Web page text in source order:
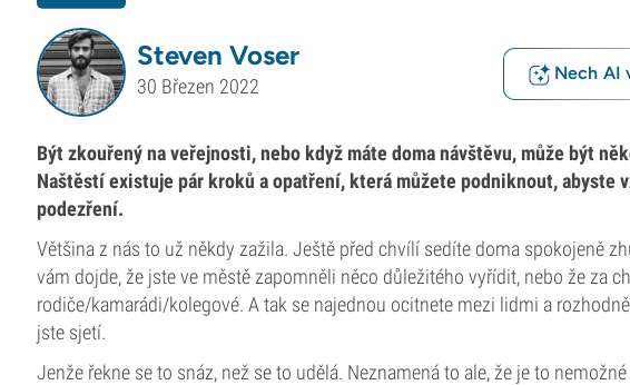
Steven Voser
30 Březen 2022
Nech AI
Být zkouřený na veřejnosti, nebo když máte doma návštěvu, může být
Naštěstí existuje pár kroků a opatření, která můžete podniknout, abyste
podezření.
Většina z nás to už někdy zažila. Ještě před chvílí sedíte doma spokojeně
vám dojde, že jste ve městě zapomněli něco důležitého vyřídit, nebo že za
rodiče/kamarádi/kolegové. A tak se najednou ocitnete mezi lidmi a
jste sjetí.
Jenže řekne se to snáz, než se to udělá. Neznamená to ale, že je to